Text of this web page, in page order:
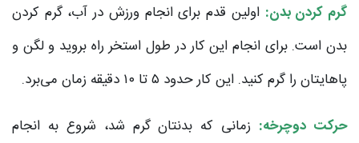
گرم کردن بدن: اولین قدم برای انجام ورزش در آب، گرم کردن
بدن است. برای انجام این کار در طول استخر راه بروید و لگن و
پاهایتان را گرم کنید. این کار حدود ۵ تا ۱۰ دقیقه زمان می‌برد.
حرکت دوچرخه: زمانی که بدنتان گرم شد، شروع به انجام